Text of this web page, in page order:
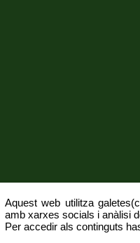
Aquest web utilitza
amb xarxes socials i anàlisi
Per accedir als continguts